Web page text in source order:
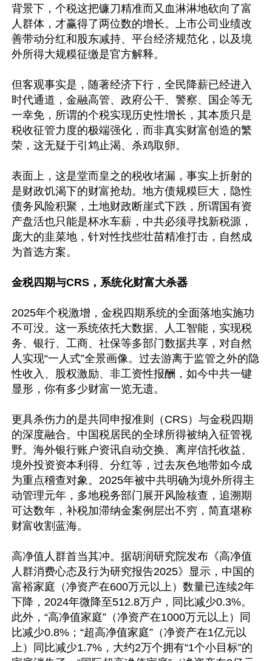
背景下，个税这把镰刀精准而又血淋淋地砍向了富
人群体，才赢得了两位数的增长。上市公司业绩改
善带动分红和股东减持、平台经济规范化，以及境
外所得大规糢征缴是官方解释。
但客观事实是，随著经济下行，全民降薪已经进入
时代通道，金融高管、政府公干、警察、国企等无
一幸免，所谓的个税实现历史性增长，其本质只是
税收征管力度的极端强化，而非真实财富创造的繁
荣，这无疑于引鸩止渴、杀鸡取卵。
表面上，这是堂而皇之的税收堵漏，事实上折射的
是财政饥渴下的财富抢劫。地方债规糢巨大，隐性
债务风险积聚，土地财政断崖式下跌，所谓国有资
产盘活也只能是杯水车薪，中共必须寻找新税源，
庞大的韭菜地，针对性找些壮苗精准打击，自然成
为首选方案。
金税四期与CRS，系统化财富大杀器
2025年个税激增，金税四期系统的全面落地实施功
不可没。这一系统依托大数据、人工智能，实现税
务、银行、工商、社保等多部门数据共享，对自然
人实现“一人式”全景画像。过去游离于监管之外的隐
性收入、股权激励、非工资性报酬，如今中共一键
显形，你有多少财富一览无遗。
更具杀伤力的是共同申报准则（CRS）与金税四期
的深度融合。中国税居民的全球所得被纳入征管视
野。海外银行账户资讯自动交换、离岸信托收益、
境外投资资本利得、分红等，过去灰色地带如今成
为重点稽查对象。2025年被中共明确为境外所得主
动管理元年，多地税务部门展开风险核查，追溯期
可达数年，补税加滞纳金案例层出不穷，简直堪称
财富收割蓝海。
高净值人群首当其冲。据胡润研究院发布《高净值
人群消费心态及行为研究报告2025》显示，中国的
富裕家庭（净资产在600万元以上）数量已连续2年
下降，2024年微降至512.8万户，同比减少0.3%。
此外，“高净值家庭”（净资产在1000万元以上）同
比减少0.8%；“超高净值家庭”（净资产在1亿元以
上）同比减少1.7%，大约2万个拥有“1个小目标”的